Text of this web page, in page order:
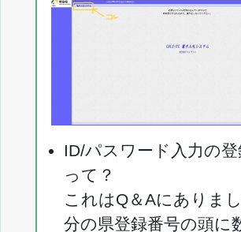
ID/パスワード入力の
って？
これはQ＆Aにありま
分の県登録番号の頭に